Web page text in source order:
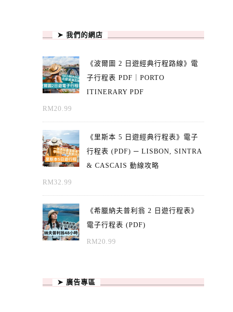
➤ 我們的網店
《波爾圖 2 日遊經典行程路線》電
子行程表 PDF｜PORTO
ITINERARY PDF
RM20.99
《里斯本 5 日遊經典行程表》電子
行程表 (PDF) ─ LISBON, SINTRA
& CASCAIS 動線攻略
RM32.99
《希臘納夫普利翁 2 日遊行程表》
電子行程表 (PDF)
RM20.99
➤ 廣告專區